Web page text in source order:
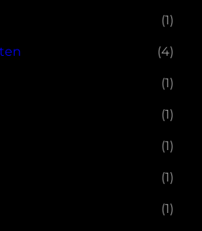
(1)
(4)
(1)
(1)
(1)
(1)
(1)